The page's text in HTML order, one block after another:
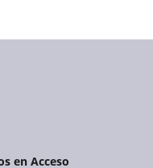
en Acceso